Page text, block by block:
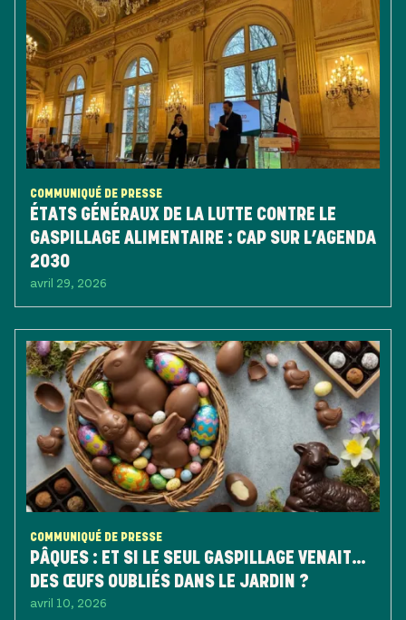
COMMUNIQUÉ DE PRESSE
ÉTATS GÉNÉRAUX DE LA LUTTE CONTRE LE
GASPILLAGE ALIMENTAIRE : CAP SUR L’AGENDA
2030
avril 29, 2026
COMMUNIQUÉ DE PRESSE
PÂQUES : ET SI LE SEUL GASPILLAGE VENAIT…
DES ŒUFS OUBLIÉS DANS LE JARDIN ?
avril 10, 2026